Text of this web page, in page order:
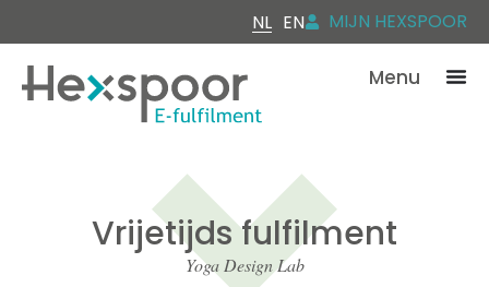
NL EN MIJN HEXSPOOR
Menu
Vrijetijds fulfilment
Yoga Design Lab